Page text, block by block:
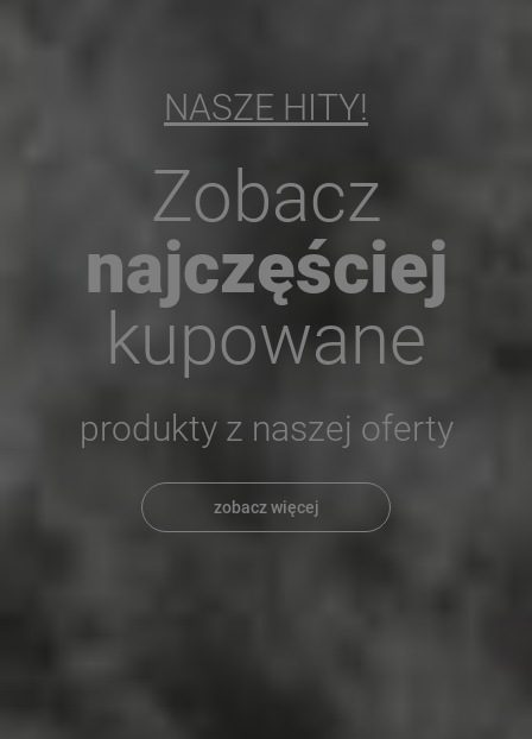
NASZE HITY!
Zobacz
najczęściej
kupowane
produkty z naszej oferty
zobacz więcej